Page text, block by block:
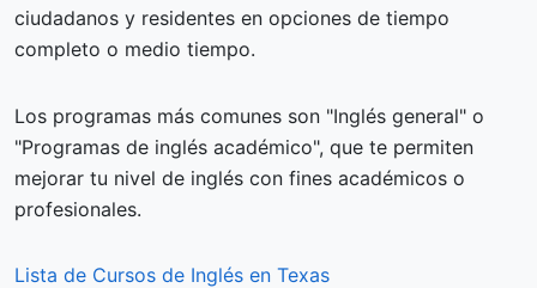
ciudadanos y residentes en opciones de tiempo
completo o medio tiempo.
Los programas más comunes son "Inglés general" o
"Programas de inglés académico", que te permiten
mejorar tu nivel de inglés con fines académicos o
profesionales.
Lista de Cursos de Inglés en Texas